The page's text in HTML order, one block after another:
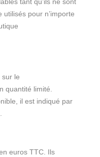
pour n’importe
sur le
quantité limité.
il est indiqué par
euros TTC. Ils